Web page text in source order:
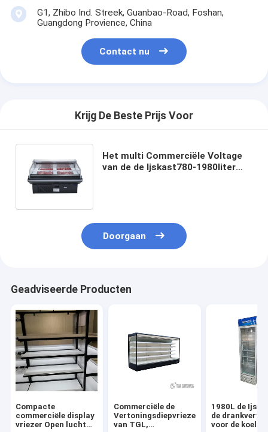
G1, Zhibo Ind. Streek, Guanbao-Road, Foshan,
Guangdong Provience, China
Contact nu
Krijg De Beste Prijs Voor
Het multi Commerciële Voltage
van de de Ijskast780-1980liter
Doorgaan
Geadviseerde Producten
Compacte
commerciële display
vriezer Open lucht
Commerciële de
Vertoningsdiepvriezer
van TGL,
1980L de
de
voor de